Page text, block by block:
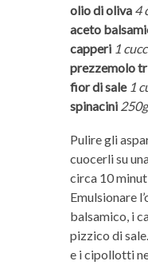
olio di oliva 4
aceto
capperi 1
prezzemolo
fior di sale 1
spinacini 250g
Pulire gli
cuocerli su
circa 10
Emulsionare
balsamico, i
pizzico di
e i cipollotti